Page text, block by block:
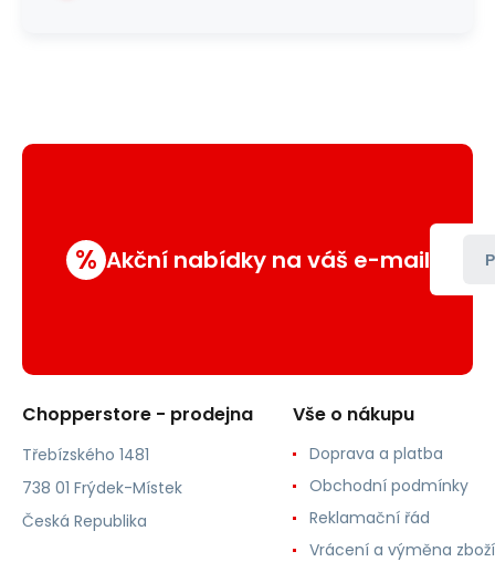
% Akční nabídky na váš e-mail
Chopperstore - prodejna
Třebízského 1481
738 01 Frýdek-Místek
Česká Republika
Vše o nákupu
Doprava a platba
Obchodní podmínky
Reklamační řád
Vrácení a výměna zboží